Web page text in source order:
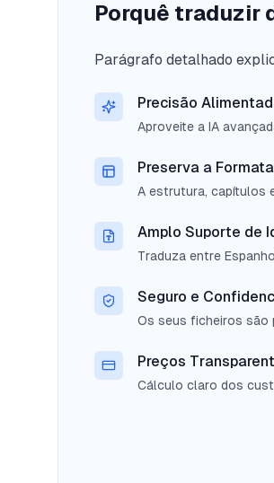
Porquê traduzir
Parágrafo detalhado
Precisão
Aproveite a IA
Preserva a
A estrutura, capítulos
Amplo Suporte de
Traduza entre
Seguro e
Os seus ficheiros são
Preços
Cálculo claro dos